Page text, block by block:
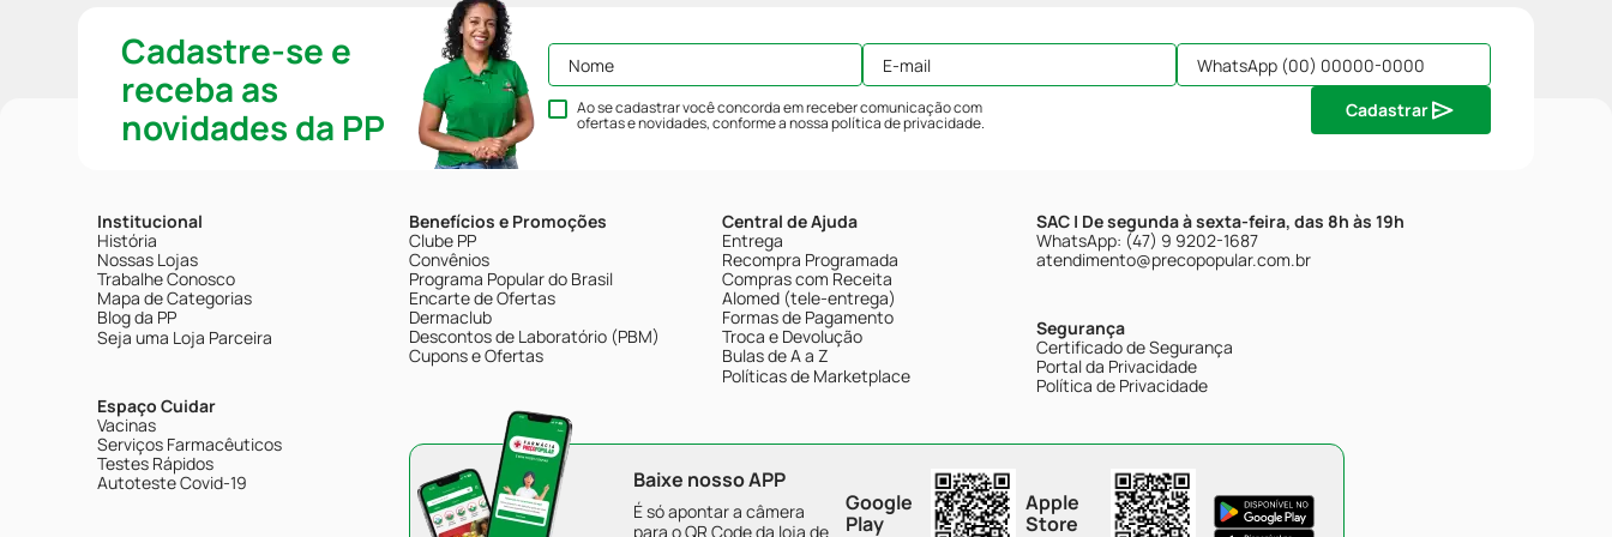
Cadastre-se e
receba as
novidades da PP
Ao se cadastrar você concorda em receber comunicação com
ofertas e novidades, conforme a nossapolítica de privacidade.
Cadastrar
Institucional
História
Nossas Lojas
Trabalhe Conosco
Mapa de Categorias
Blog da PP
Seja uma Loja Parceira
Espaço Cuidar
Vacinas
Serviços Farmacêuticos
Testes Rápidos
Autoteste Covid-19
Benefícios e Promoções
Clube PP
Convênios
Programa Popular do Brasil
Encarte de Ofertas
Dermaclub
Descontos de Laboratório (PBM)
Cupons e Ofertas
Central de Ajuda
Entrega
Recompra Programada
Compras com Receita
Alomed (tele-entrega)
Formas de Pagamento
Troca e Devolução
Bulas de A a Z
Políticas de Marketplace
SAC | De segunda à sexta-feira, das 8h às 19h
WhatsApp: (47) 9 9202-1687
atendimento@precopopular.com.br
Segurança
Certificado de Segurança
Portal da Privacidade
Política de Privacidade
Baixe nosso APP
É só apontar a câmera
para o QR Code da loja de
Google
Play
Apple
Store